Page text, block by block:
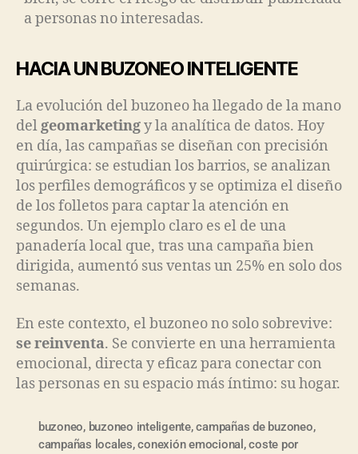
a personas no interesadas.
HACIA UN BUZONEO INTELIGENTE
La evolución del buzoneo ha llegado de la mano
delgeomarketingy la analítica de datos. Hoy
en día, las campañas se diseñan con precisión
quirúrgica: se estudian los barrios, se analizan
los perfiles demográficos y se optimiza el diseño
de los folletos para captar la atención en
segundos. Un ejemplo claro es el de una
panadería local que, tras una campaña bien
dirigida, aumentó sus ventas un 25% en solo dos
semanas.
En este contexto, el buzoneo no solo sobrevive:
se reinventa. Se convierte en una herramienta
emocional, directa y eficaz para conectar con
las personas en su espacio más íntimo: su hogar.
buzoneo, buzoneo inteligente,campañas de buzoneo,
campañas locales,conexión emocional ,coste por